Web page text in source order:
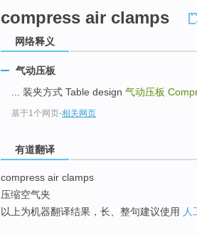
compress air clamps
网络释义
气动压板
... 装夹方式 Table design 气动压板
基于1个网页-相关网页
有道翻译
compress air clamps
压缩空气夹
以上为机器翻译结果，长、整句建议使用 人